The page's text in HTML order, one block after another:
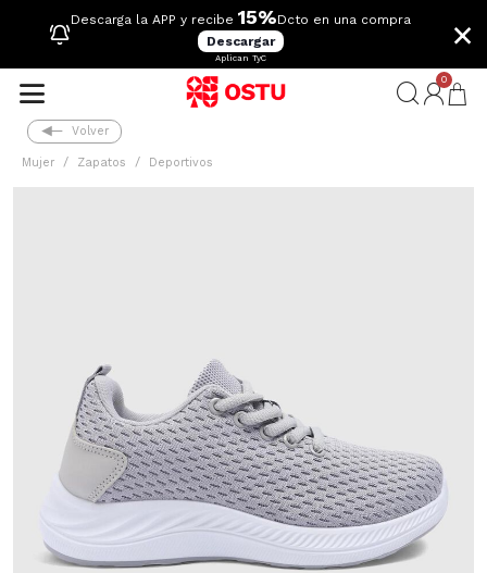
Descarga la APP y recibe 15%Dcto en una compra
Descargar
Aplican TyC
×
0
Volver
Mujer Zapatos Deportivos